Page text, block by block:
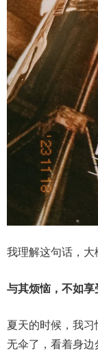
我理解这句话，大
与其烦恼，不如享
夏天的时候，我
无伞了，看着身边